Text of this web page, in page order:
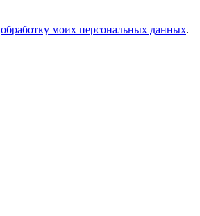
обработку моих персональных данных.